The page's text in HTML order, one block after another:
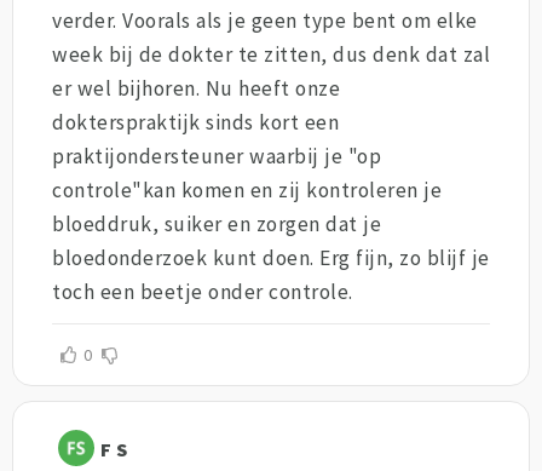
verder. Voorals als je geen type bent om elke
week bij de dokter te zitten, dus denk dat zal
er wel bijhoren. Nu heeft onze
dokterspraktijk sinds kort een
praktijondersteuner waarbij je "op
controle"kan komen en zij kontroleren je
bloeddruk, suiker en zorgen dat je
bloedonderzoek kunt doen. Erg fijn, zo blijf je
toch een beetje onder controle.
0
F S